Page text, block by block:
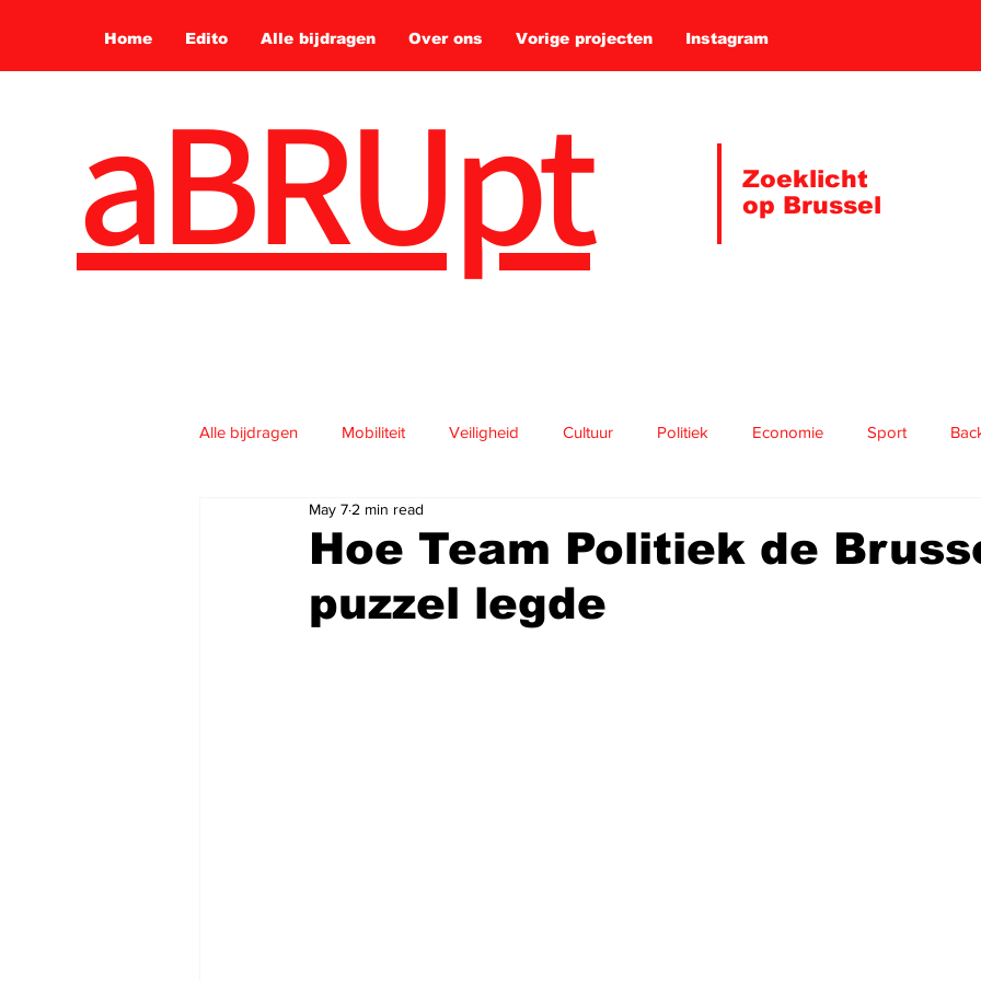
Home Edito Alle bijdragen Over ons Vorige projecten Instagram
aBRUpt
Zoeklicht
op Brussel
Alle bijdragen Mobiliteit Veiligheid Cultuur Politiek Economie Sport
Hoe Team Politiek de
puzzel legde
May 7 2 min read